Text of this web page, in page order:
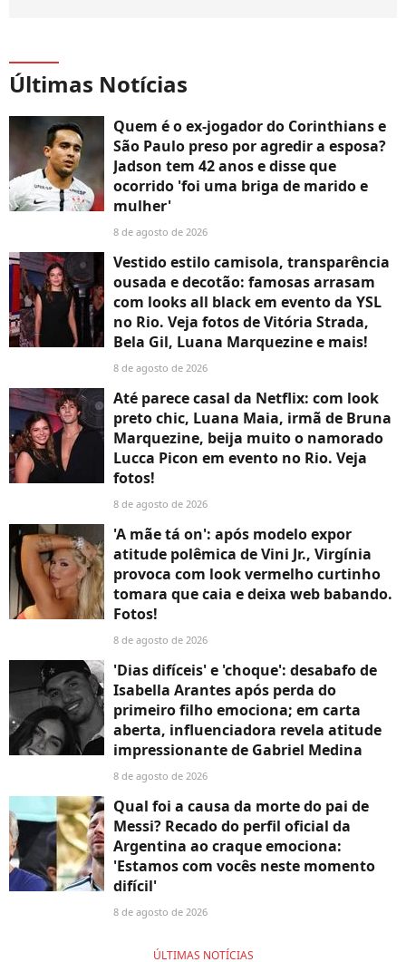
Últimas Notícias
Quem é o ex-jogador do Corinthians e
São Paulo preso por agredir a esposa?
Jadson tem 42 anos e disse que
ocorrido 'foi uma briga de marido e
mulher'
8 de agosto de 2026
Vestido estilo camisola, transparência
ousada e decotão: famosas arrasam
com looks all black em evento da YSL
no Rio. Veja fotos de Vitória Strada,
Bela Gil, Luana Marquezine e mais!
8 de agosto de 2026
Até parece casal da Netflix: com look
preto chic, Luana Maia, irmã de Bruna
Marquezine, beija muito o namorado
Lucca Picon em evento no Rio. Veja
fotos!
8 de agosto de 2026
'A mãe tá on': após modelo expor
atitude polêmica de Vini Jr., Virgínia
provoca com look vermelho curtinho
tomara que caia e deixa web babando.
Fotos!
8 de agosto de 2026
'Dias difíceis' e 'choque': desabafo de
Isabella Arantes após perda do
primeiro filho emociona; em carta
aberta, influenciadora revela atitude
impressionante de Gabriel Medina
8 de agosto de 2026
Qual foi a causa da morte do pai de
Messi? Recado do perfil oficial da
Argentina ao craque emociona:
'Estamos com vocês neste momento
difícil'
8 de agosto de 2026
ÚLTIMAS NOTÍCIAS